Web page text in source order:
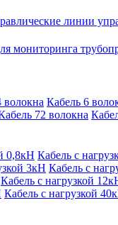
линии
мониторинга
волокна Кабель 6
72 волокна
0,8кН Кабель с
3кН Кабель с
Кабель с нагрузкой
Кабель с нагрузкой